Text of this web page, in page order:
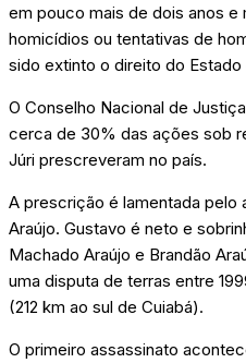
em pouco mais de dois anos e
homicídios ou tentativas de
sido extinto o direito do
O Conselho Nacional de
cerca de 30% das ações sob
Júri prescreveram no país.
A prescrição é lamentada pelo
Araújo. Gustavo é neto e
Machado Araújo e Brandão
uma disputa de terras entre
(212 km ao sul de Cuiabá).
O primeiro assassinato